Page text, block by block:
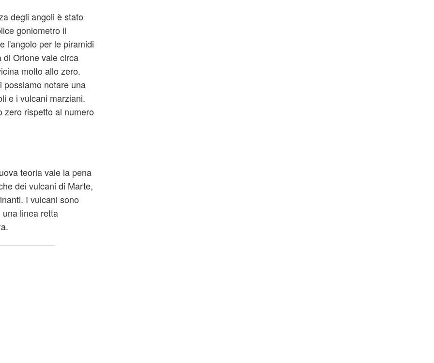
degli angoli è stato
goniometro il
l'angolo per le piramidi
di Orione vale circa
molto allo zero.
possiamo notare una
e i vulcani marziani.
zero rispetto al numero
teoria vale la pena
dei vulcani di Marte,
I vulcani sono
linea retta